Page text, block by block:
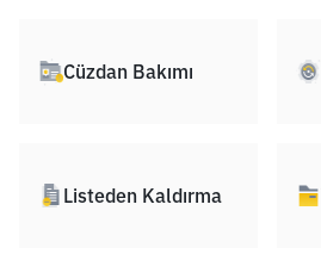
Cüzdan Bakımı
Listeden Kaldırma